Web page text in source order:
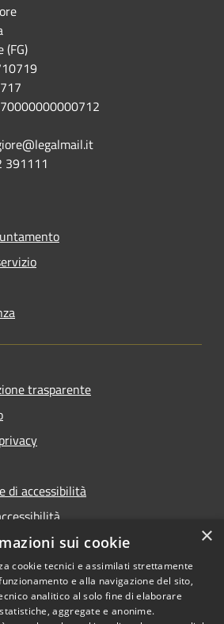
391111
trasparente
di accessibilità
Copyright © 2026 • Comune di
×
sui cookie
cookie tecnici e assimilati strettamente
e alla navigazione del sito,
analitico al solo fine di elaborare
aggregate e anonime.